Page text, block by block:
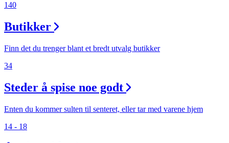
140
Butikker
Finn det du trenger blant et bredt utvalg butikker
34
Steder å spise noe godt
Enten du kommer sulten til senteret, eller tar med varene hjem
14 - 18